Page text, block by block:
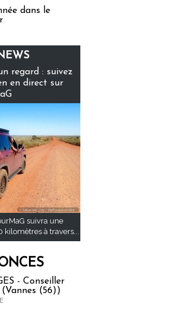
dans le
regard : suivez
en direct sur
suivra une
à travers...
- Conseiller
(56))